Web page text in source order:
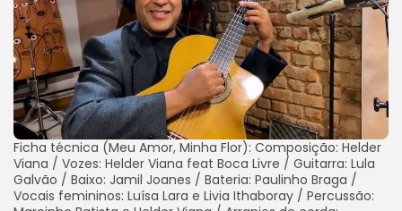
Ficha técnica (Meu Amor, Minha Flor): Composição: Helder
Viana / Vozes: Helder Viana feat Boca Livre / Guitarra: Lula
Galvão / Baixo: Jamil Joanes / Bateria: Paulinho Braga /
Vocais femininos: Luísa Lara e Livia Ithaboray / Percussão: